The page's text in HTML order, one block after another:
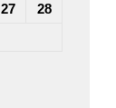
27
28